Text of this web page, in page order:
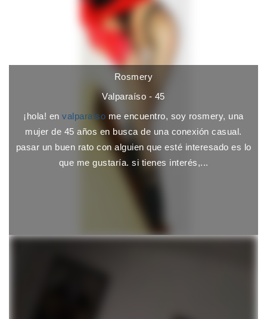
Rosmery
Valparaíso - 45
¡hola! envalparaíso me encuentro, soy rosmery, una
mujer de 45 años en busca de una conexión casual.
pasar un buen rato con alguien que esté interesado es lo
que me gustaría. si tienes interés,...